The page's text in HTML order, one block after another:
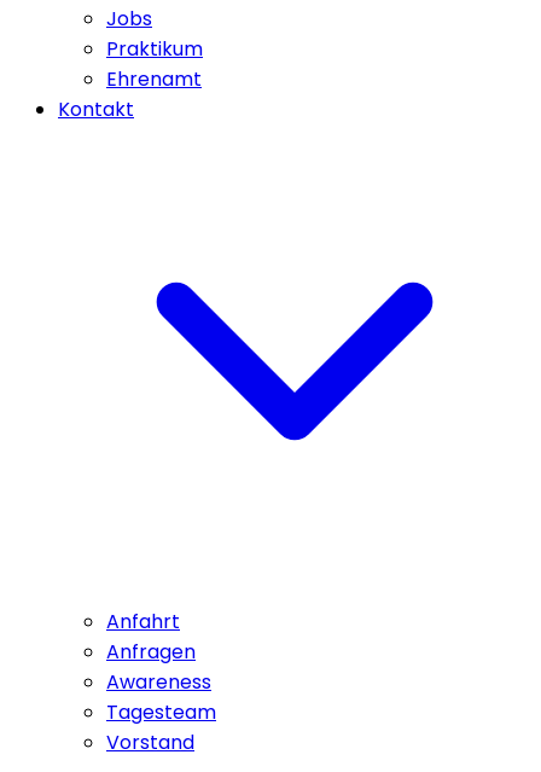
Jobs
Praktikum
Ehrenamt
Kontakt
Anfahrt
Anfragen
Awareness
Tagesteam
Vorstand